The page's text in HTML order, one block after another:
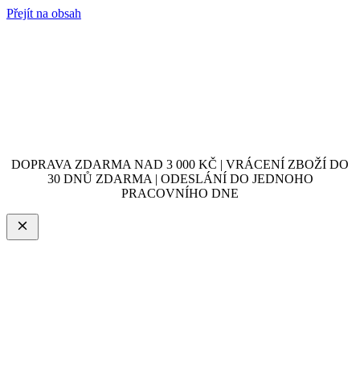
Přejít na obsah
DOPRAVA ZDARMA NAD 3 000 KČ | VRÁCENÍ ZBOŽÍ DO
30 DNŮ ZDARMA | ODESLÁNÍ DO JEDNOHO
PRACOVNÍHO DNE